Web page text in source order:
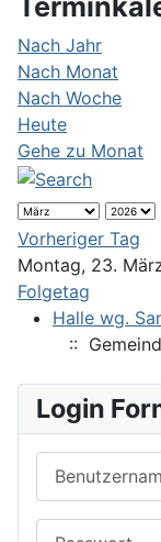
Nach Jahr
Nach Monat
Nach Woche
Heute
Gehe zu Monat
Vorheriger Tag
Montag, 23.
Folgetag
Halle wg.
::
Login